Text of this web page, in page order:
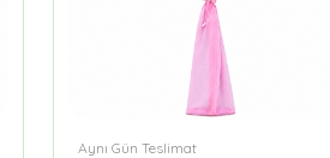
Aynı Gün Teslimat